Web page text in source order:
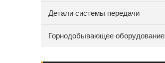
Детали системы передачи
Горнодобывающее оборудование